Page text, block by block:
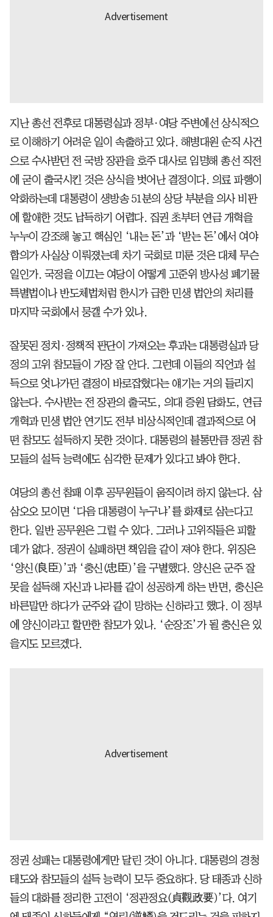
지난 총선 전후로 대통령실과 정부·여당 주변에선 상식적으
로 이해하기 어려운 일이 속출하고 있다. 해병대원 순직 사건
으로 수사받던 전 국방 장관을 호주 대사로 임명해 총선 직전
에 굳이 출국시킨 것은 상식을 벗어난 결정이다. 의료 파행이
악화하는데 대통령이 생방송 51분의 상당 부분을 의사 비판
에 할애한 것도 납득하기 어렵다. 집권 초부터 연금 개혁을
누누이 강조해 놓고 핵심인 ‘내는 돈’과 ‘받는 돈’에서 여야
합의가 사실상 이뤄졌는데 차기 국회로 미룬 것은 대체 무슨
일인가. 국정을 이끄는 여당이 어떻게 고준위 방사성 폐기물
특별법이나 반도체법처럼 한시가 급한 민생 법안의 처리를
마지막 국회에서 뭉갤 수가 있나.
잘못된 정치·정책적 판단이 가져오는 후과는 대통령실과 당
정의 고위 참모들이 가장 잘 안다. 그런데 이들의 직언과 설
득으로 엇나가던 결정이 바로잡혔다는 얘기는 거의 들리지
않는다. 수사받는 전 장관의 출국도, 의대 증원 담화도, 연금
개혁과 민생 법안 연기도 전부 비상식적인데 결과적으로 어
떤 참모도 설득하지 못한 것이다. 대통령의 불통만큼 정권 참
모들의 설득 능력에도 심각한 문제가 있다고 봐야 한다.
여당의 총선 참패 이후 공무원들이 움직이려 하지 않는다. 삼
삼오오 모이면 ‘다음 대통령이 누구냐’를 화제로 삼는다고
한다. 일반 공무원은 그럴 수 있다. 그러나 고위직들은 피할
데가 없다. 정권이 실패하면 책임을 같이 져야 한다. 위징은
‘양신(良臣)’과 ‘충신(忠臣)’을 구별했다. 양신은 군주 잘
못을 설득해 자신과 나라를 같이 성공하게 하는 반면, 충신은
바른말만 하다가 군주와 같이 망하는 신하라고 했다. 이 정부
에 양신이라고 할만한 참모가 있나. ‘순장조’가 될 충신은 있
을지도 모르겠다.
정권 성패는 대통령에게만 달린 것이 아니다. 대통령의 경청
태도와 참모들의 설득 능력이 모두 중요하다. 당 태종과 신하
들의 대화를 정리한 고전이 ‘정관정요(貞觀政要)’다. 여기